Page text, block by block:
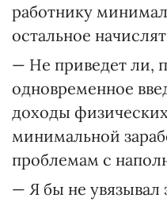
работнику
остальное
— Не приведет ли,
одновременное
доходы
минимальной
проблемам с
— Я бы не